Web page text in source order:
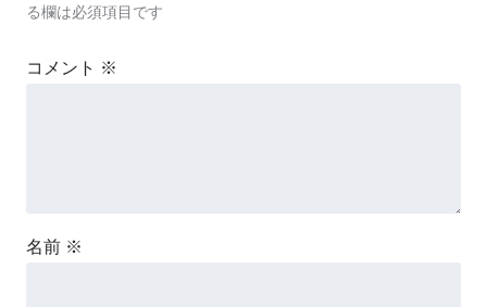
る欄は必須項目です
コメント ※
名前 ※